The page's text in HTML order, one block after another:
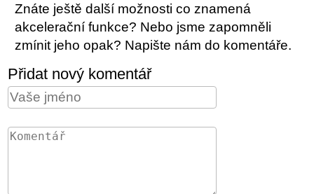
Znáte ještě další možnosti co znamená
akcelerační funkce? Nebo jsme zapomněli
zmínit jeho opak? Napište nám do komentáře.
Přidat nový komentář